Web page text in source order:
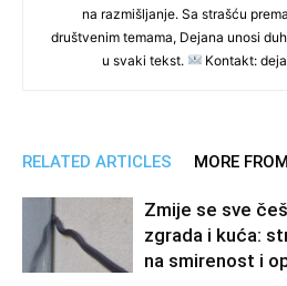
na razmišljanje. Sa strašću
društvenim temama, Dejana unosi
u svaki tekst.
Kontakt:
RELATED ARTICLES MORE
Zmije se sve
zgrada i kuća:
na smirenost i